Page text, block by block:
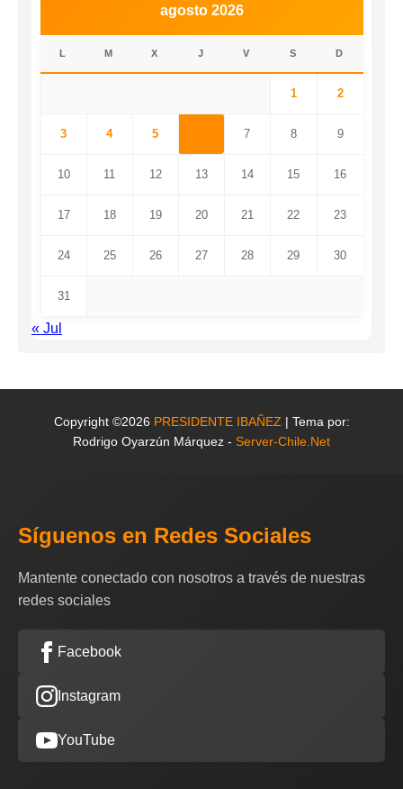
agosto 2026
L M X J V S D
1 2
3 4 5 7 8 9
10 11 12 13 14 15 16
17 18 19 20 21 22 23
24 25 26 27 28 29 30
31
« Jul
Copyright ©2026 PRESIDENTE IBAÑEZ | Tema por:
Rodrigo Oyarzún Márquez - Server-Chile.Net
Síguenos en Redes Sociales
Mantente conectado con nosotros a través de nuestras
redes sociales
Facebook
Instagram
YouTube